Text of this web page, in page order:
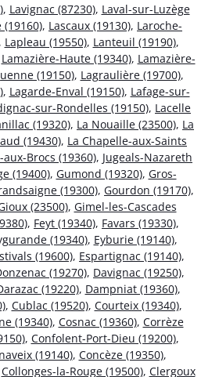
, Lavignac (87230), Laval-sur-Luzège
(19160), Lascaux (19130), Laroche-
Lapleau (19550), Lanteuil (19190),
Lamazière-Haute (19340), Lamazière-
(19150), Lagraulière (19700),
, Lagarde-Enval (19150), Lafage-sur-
sur-Rondelles (19150), Lacelle
(19320), La Nouaille (23500), La
(19430), La Chapelle-aux-Saints
Brocs (19360), Jugeals-Nazareth
(19400), Gumond (19320), Gros-
(19300), Gourdon (19170),
(23500), Gimel-les-Cascades
, Feyt (19340), Favars (19330),
(19340), Eyburie (19140),
(19600), Espartignac (19140),
(19270), Davignac (19250),
(19220), Dampniat (19360),
, Cublac (19520), Courteix (19340),
(19340), Cosnac (19360), Corrèze
, Confolent-Port-Dieu (19200),
(19140), Concèze (19350),
Collonges-la-Rouge (19500), Clergoux